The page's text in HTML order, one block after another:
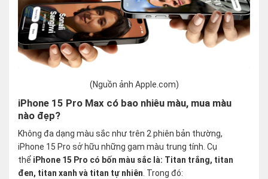
(Nguồn ảnh Apple.com)
iPhone 15 Pro Max có bao nhiêu màu, mua màu
nào đẹp?
Không đa dạng màu sắc như trên 2 phiên bản thường,
iPhone 15 Pro sở hữu những gam màu trung tính. Cụ
thể iPhone 15 Pro có bốn màu sắc là: Titan trắng, titan
đen, titan xanh và titan tự nhiên . Trong đó: